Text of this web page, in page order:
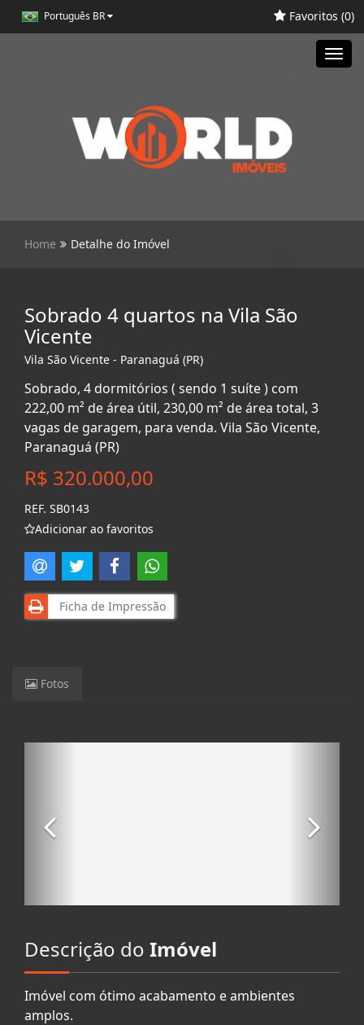
Português BR Favoritos (0)
Home Detalhe do Imóvel
Sobrado 4 quartos na Vila São
Vicente
Vila São Vicente - Paranaguá (PR)
Sobrado, 4 dormitórios ( sendo 1 suíte ) com
222,00 m² de área útil, 230,00 m² de área total, 3
vagas de garagem, para venda. Vila São Vicente,
Paranaguá (PR)
R$ 320.000,00
REF. SB0143
Adicionar ao favoritos
Ficha de Impressão
Fotos
Descrição do Imóvel
Imóvel com ótimo acabamento e ambientes
amplos.